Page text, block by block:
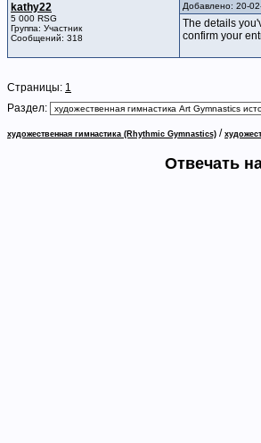
kathy22
5 000 RSG
Группа: Участник
Сообщений: 318
Добавлено: 20-
The details
confirm your
Страницы: 1
Раздел:
художественная гимнастика (Rhythmic Gymnastics) /
Отвечать